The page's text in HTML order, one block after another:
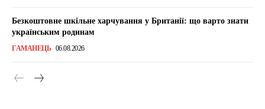
Безкоштовне шкільне харчування у Британії: що варто знати
українським родинам
ГАМАНЕЦЬ 06.08.2026